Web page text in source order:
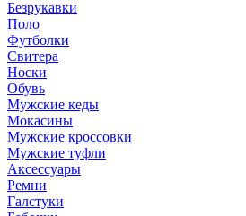
Безрукавки
Поло
Футболки
Свитера
Носки
Обувь
Мужские кеды
Мокасины
Мужские кроссовки
Мужские туфли
Аксессуары
Ремни
Галстуки